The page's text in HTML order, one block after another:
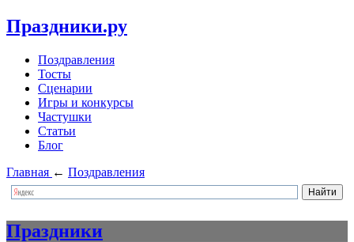
Праздники.ру
Поздравления
Тосты
Сценарии
Игры и конкурсы
Частушки
Статьи
Блог
Главная ← Поздравления
Праздники